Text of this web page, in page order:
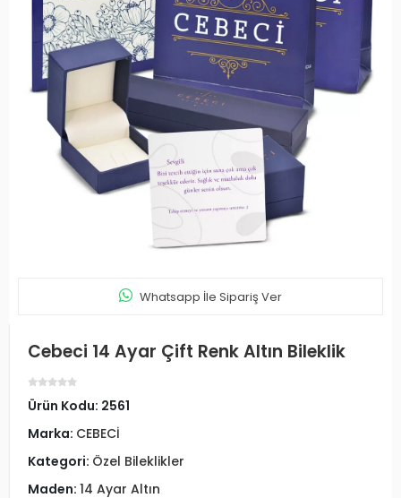
Whatsapp İle Sipariş Ver
Cebeci 14 Ayar Çift Renk Altın Bileklik
Ürün Kodu: 2561
Marka: CEBECİ
Kategori: Özel Bileklikler
Maden: 14 Ayar Altın